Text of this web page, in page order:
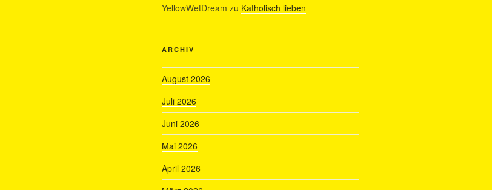
YellowWetDream zu Katholisch lieben
ARCHIV
August 2026
Juli 2026
Juni 2026
Mai 2026
April 2026